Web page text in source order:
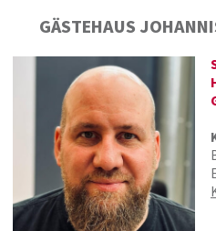
GÄSTEHAUS